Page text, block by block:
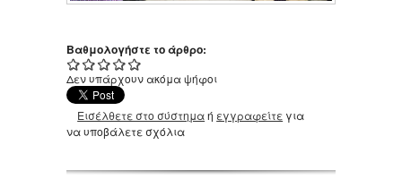
Βαθμολογήστε το άρθρο:
Δεν υπάρχουν ακόμα ψήφοι
Εισέλθετε στο σύστημαή εγγραφείτε για
να υποβάλετε σχόλια